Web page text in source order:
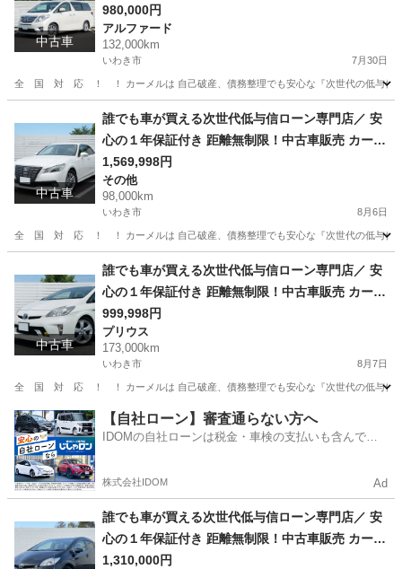
中古車
ル福島本店 平成２1年 トヨタ アルファード 24
0Ｓ 132000㌔
980,000円
アルファード
132,000km
いわき市 7月30日
全 国 対 応 ！ ！ カーメルは 自己破産、債務整理でも安心な『次世代
アルファード
中古車
誰でも車が買える次世代低与信ローン専門店／ 安
心の１年保証付き 距離無制限！中古車販売 カーメ
ル福島本店 平成26年 トヨタ クラウン ロイ
ヤル 98000㌔
1,569,998円
その他
98,000km
いわき市 8月6日
全 国 対 応 ！ ！ カーメルは 自己破産、債務整理でも安心な『次世代
その他
中古車
誰でも車が買える次世代低与信ローン専門店／ 安
心の１年保証付き 距離無制限！中古車販売 カーメ
ル福島本店 平成2７年 トヨタ プリウス
Ｓ １７３０００㌔
999,998円
プリウス
173,000km
いわき市 8月7日
全 国 対 応 ！ ！ カーメルは 自己破産、債務整理でも安心な『次世代
福島 いわき市 プリウス ローン
【自社ローン】審査通らない方へ
IDOMの自社ローンは税金・車検の支払いも含んでい
株式会社IDOM Ad
誰でも車が買える次世代低与信ローン専門店／ 安
心の１年保証付き 距離無制限！中古車販売 カーメ
ル福島本店 平成27年 トヨタ プリウス Ｓ
1,310,000円